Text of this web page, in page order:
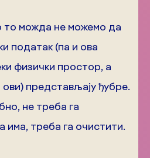
то можда не можемо да
податак (па и ова
физички простор, а
представљају ђубре.
не треба га
има, треба га очистити.